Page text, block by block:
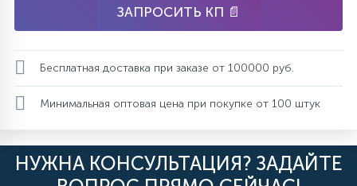
ЗАПРОСИТЬ КП 📄
Бесплатная доставка при заказе от 100000 руб.
Минимальная оптовая цена при покупке от 100 штук
НУЖНА КОНСУЛЬТАЦИЯ? ЗАДАЙТЕ